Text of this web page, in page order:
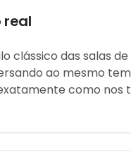
real
clássico das salas
ao mesmo
como nos